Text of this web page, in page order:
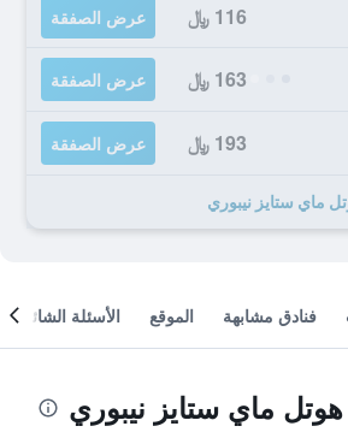
116 ﷼ عرض الصفقة
163 ﷼ عرض الصفقة
193 ﷼ عرض الصفقة
فنادق مشابهة الموقع الأسئلة الشائعة
ماي ستايز نيبوري